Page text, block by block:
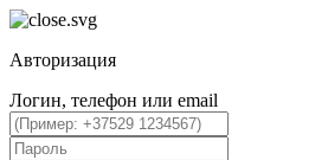
Авторизация
Логин, телефон или email